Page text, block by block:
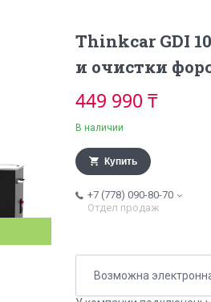
Thinkcar GDI
и очистки
449 990 ₸
В наличии
Купить
+7 (778) 090-80-70
Отдел продаж